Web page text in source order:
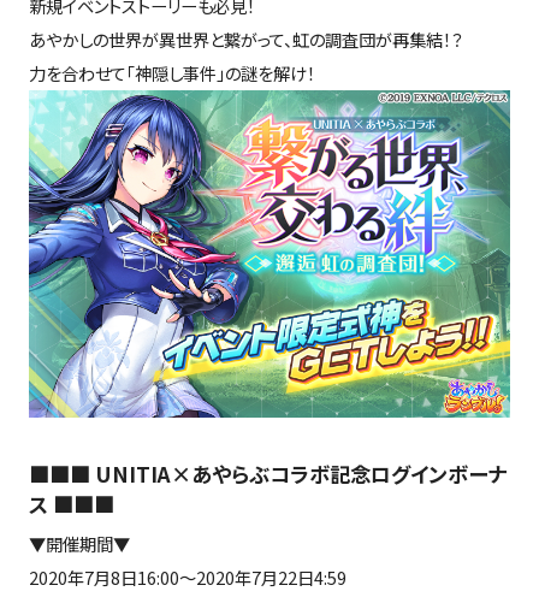
あやかしの世界が異世界と繋がって、虹の調査団が再集結！？
力を合わせて「神隠し事件」の謎を解け！
■■■ UNITIA×あやらぶコラボ記念ログインボーナ
ス ■■■
▼開催期間▼
2020年7月8日16:00～2020年7月22日4:59